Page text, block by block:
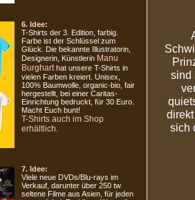
6. Idee:
T-Shirts der 3. Edition, farbig.
Farbe ist der Schlüssel zum
Glück. Die bekannte Illustratorin,
Designerin, Künstlerin Manu
Burghart hat unsere T-Shirts in
vielen Farben kreiert. Unisex,
100% Baumwolle, organic-bio, fair
hergestellt, bei einer Caritas-
Einrichtung bedruckt, für 30 Euro.
Macht Euch bunt!
T-Shirts auch im Shop
erhältlich.
7. Idee:
Viele neue DVDs/Blu-rays im
Verkauf, darunter über 250 tw
seltene Filme aus Asien, für jeden
sind
sich